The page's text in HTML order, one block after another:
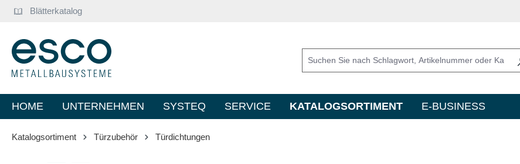
Zur Hauptnavigation springen
Blätterkatalog
HOME UNTERNEHMEN SYSTEQ SERVICE KATALOGSORTIMENT E-BUSINESS
Katalogsortiment Türzubehör Türdichtungen